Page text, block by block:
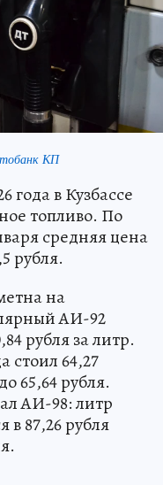
КП
года в Кузбассе
топливо. По
средняя цена
рубля.
на
АИ-92
рубля за литр.
стоил 64,27
65,64 рубля.
АИ-98: литр
в 87,26 рубля